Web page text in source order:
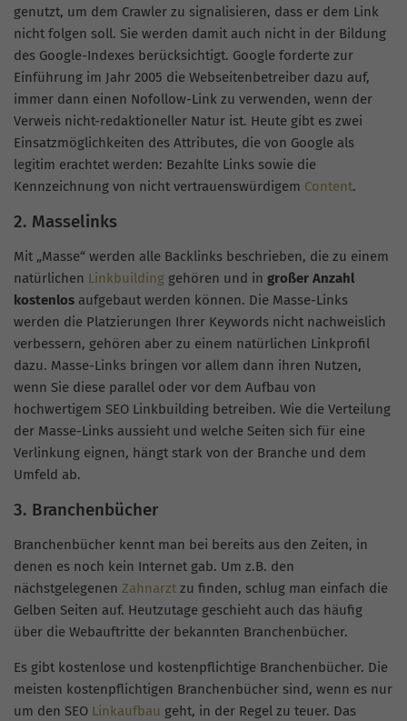
genutzt, um dem Crawler zu signalisieren, dass er dem Link
nicht folgen soll. Sie werden damit auch nicht in der Bildung
des Google-Indexes berücksichtigt. Google forderte zur
Einführung im Jahr 2005 die Webseitenbetreiber dazu auf,
immer dann einen Nofollow-Link zu verwenden, wenn der
Verweis nicht-redaktioneller Natur ist. Heute gibt es zwei
Einsatzmöglichkeiten des Attributes, die von Google als
legitim erachtet werden: Bezahlte Links sowie die
Kennzeichnung von nicht vertrauenswürdigem Content.
2. Masselinks
Mit „Masse“ werden alle Backlinks beschrieben, die zu einem
natürlichen Linkbuilding gehören und in großer Anzahl
kostenlos aufgebaut werden können. Die Masse-Links
werden die Platzierungen Ihrer Keywords nicht nachweislich
verbessern, gehören aber zu einem natürlichen Linkprofil
dazu. Masse-Links bringen vor allem dann ihren Nutzen,
wenn Sie diese parallel oder vor dem Aufbau von
hochwertigem SEO Linkbuilding betreiben. Wie die Verteilung
der Masse-Links aussieht und welche Seiten sich für eine
Verlinkung eignen, hängt stark von der Branche und dem
Umfeld ab.
3. Branchenbücher
Branchenbücher kennt man bei bereits aus den Zeiten, in
denen es noch kein Internet gab. Um z.B. den
nächstgelegenen Zahnarzt zu finden, schlug man einfach die
Gelben Seiten auf. Heutzutage geschieht auch das häufig
über die Webauftritte der bekannten Branchenbücher.
Es gibt kostenlose und kostenpflichtige Branchenbücher. Die
meisten kostenpflichtigen Branchenbücher sind, wenn es nur
um den SEO Linkaufbau geht, in der Regel zu teuer. Das